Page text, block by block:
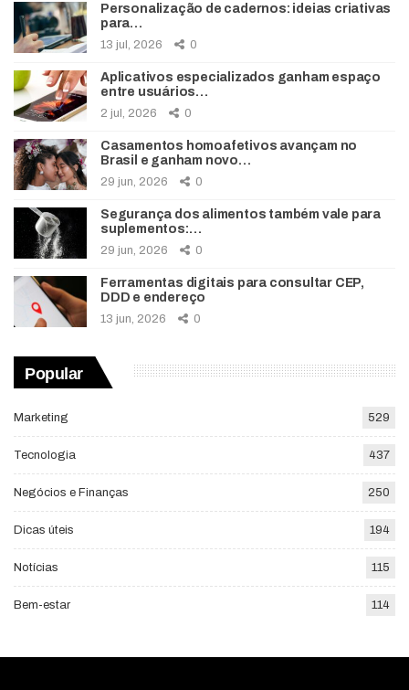
Personalização de cadernos: ideias criativas
para…
13 jul, 2026 0
Aplicativos especializados ganham espaço
entre usuários…
2 jul, 2026 0
Casamentos homoafetivos avançam no
Brasil e ganham novo…
29 jun, 2026 0
Segurança dos alimentos também vale para
suplementos:…
29 jun, 2026 0
Ferramentas digitais para consultar CEP,
DDD e endereço
13 jun, 2026 0
Popular
Marketing 529
Tecnologia 437
Negócios e Finanças 250
Dicas úteis 194
Notícias 115
Bem-estar 114